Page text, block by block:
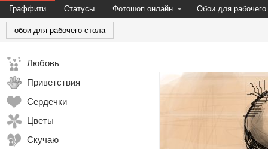
Граффити Статусы Фотошоп онлайн Обои для рабочего
обои для рабочего стола
Любовь
Приветствия
Сердечки
Цветы
Скучаю